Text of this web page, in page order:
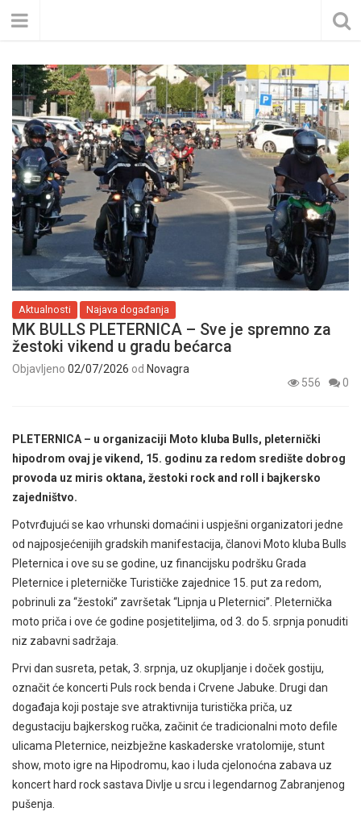
Aktualnosti Najava događanja
MK BULLS PLETERNICA – Sve je spremno za
žestoki vikend u gradu bećarca
Objavljeno 02/07/2026 od Novagra
556
0
PLETERNICA – u organizaciji Moto kluba Bulls, pleternički
hipodrom ovaj je vikend, 15. godinu za redom središte dobrog
provoda uz miris oktana, žestoki rock and roll i bajkersko
zajedništvo.
Potvrđujući se kao vrhunski domaćini i uspješni organizatori jedne
od najposjećenijih gradskih manifestacija, članovi Moto kluba Bulls
Pleternica i ove su se godine, uz financijsku podršku Grada
Pleternice i pleterničke Turističke zajednice 15. put za redom,
pobrinuli za “žestoki” završetak “Lipnja u Pleternici”. Pleternička
moto priča i ove će godine posjetiteljima, od 3. do 5. srpnja ponuditi
niz zabavni sadržaja.
Prvi dan susreta, petak, 3. srpnja, uz okupljanje i doček gostiju,
označit će koncerti Puls rock benda i Crvene Jabuke. Drugi dan
događaja koji postaje sve atraktivnija turistička priča, uz
degustaciju bajkerskog ručka, začinit će tradicionalni moto defile
ulicama Pleternice, neizbježne kaskaderske vratolomije, stunt
show, moto igre na Hipodromu, kao i luda cjelonoćna zabava uz
koncert hard rock sastava Divlje u srcu i legendarnog Zabranjenog
pušenja.